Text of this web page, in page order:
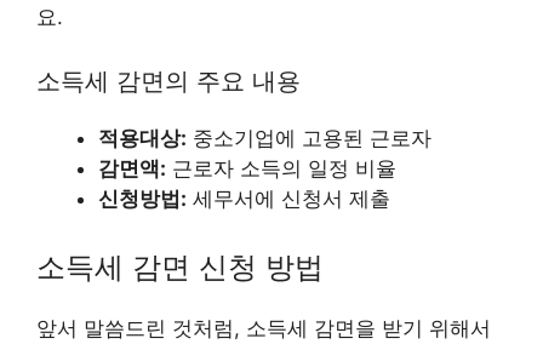
요.
소득세 감면의 주요 내용
적용대상: 중소기업에 고용된 근로자
감면액: 근로자 소득의 일정 비율
신청방법: 세무서에 신청서 제출
소득세 감면 신청 방법
앞서 말씀드린 것처럼, 소득세 감면을 받기 위해서